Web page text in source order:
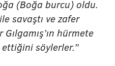
(Boğa burcu) oldu.
savaştı ve zafer
hürmete
ettiğini söylerler.”